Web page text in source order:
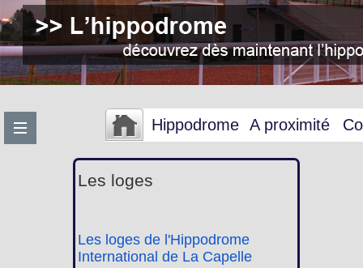
Hippodrome A proximité
Les loges
Les loges de l'Hippodrome
International de La Capelle